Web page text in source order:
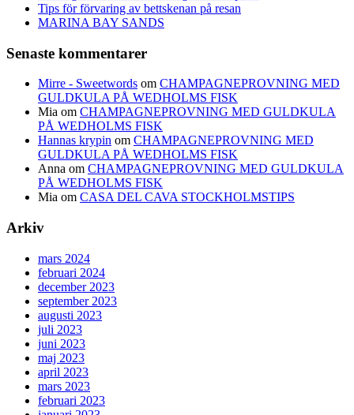
Tips för förvaring av bettskenan på resan
MARINA BAY SANDS
Senaste kommentarer
Mirre - Sweetwords om CHAMPAGNEPROVNING MED
GULDKULA PÅ WEDHOLMS FISK
Mia om CHAMPAGNEPROVNING MED GULDKULA
PÅ WEDHOLMS FISK
Hannas krypin om CHAMPAGNEPROVNING MED
GULDKULA PÅ WEDHOLMS FISK
Anna om CHAMPAGNEPROVNING MED GULDKULA
PÅ WEDHOLMS FISK
Mia om CASA DEL CAVA STOCKHOLMSTIPS
Arkiv
mars 2024
februari 2024
december 2023
september 2023
augusti 2023
juli 2023
juni 2023
maj 2023
april 2023
mars 2023
februari 2023